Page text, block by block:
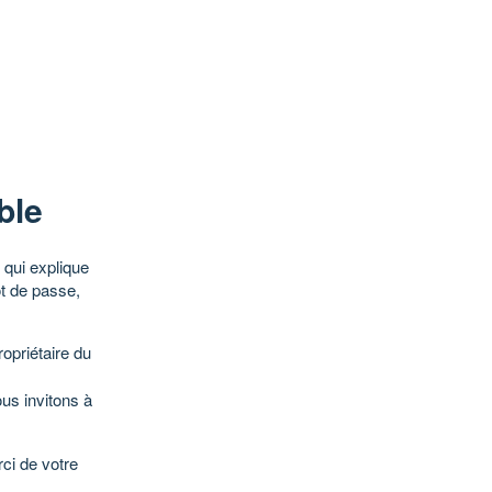
explique
de passe,
du
invitons à
de votre